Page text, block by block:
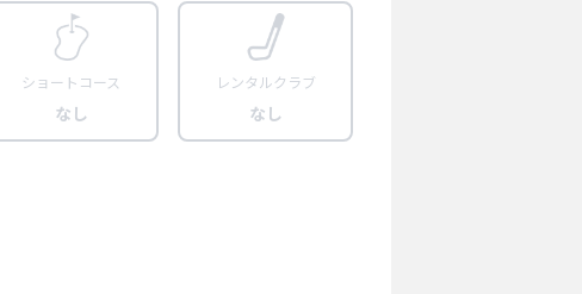
ショートコース
なし
レンタルクラブ
なし